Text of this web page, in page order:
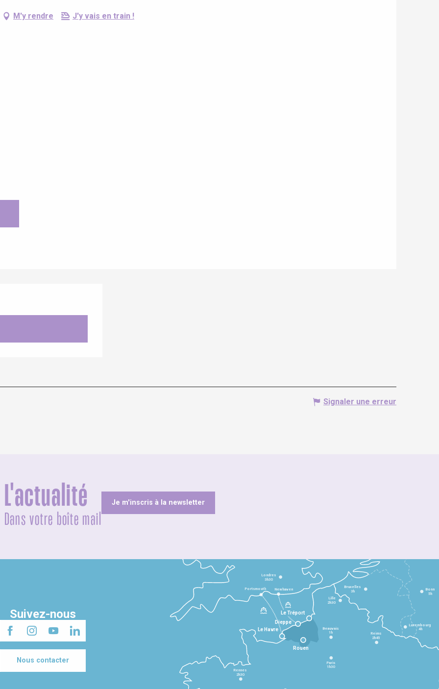
M'y rendre J'y vais en train !
Signaler une erreur
L'actualité
Dans votre boîte mail
Je m'inscris à la newsletter
Suivez-nous
Nous contacter
Le Havre
Dieppe
Le Tréport
Rennes
2h30
Paris
1h30
Beauvais
1h Reims
2h45
Lille
2h30
Bruxelles
3h
Londres
3h30
Newhaven
Portsmouth Bonn
5h
Luxembourg
4h
Rouen